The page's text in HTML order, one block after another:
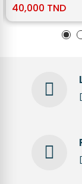
40,000 TND